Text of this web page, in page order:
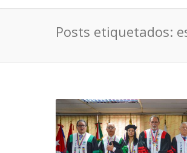
Posts etiquetados: